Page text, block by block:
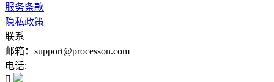
服务条款
隐私政策
联系
邮箱：support@processon.com
电话:
